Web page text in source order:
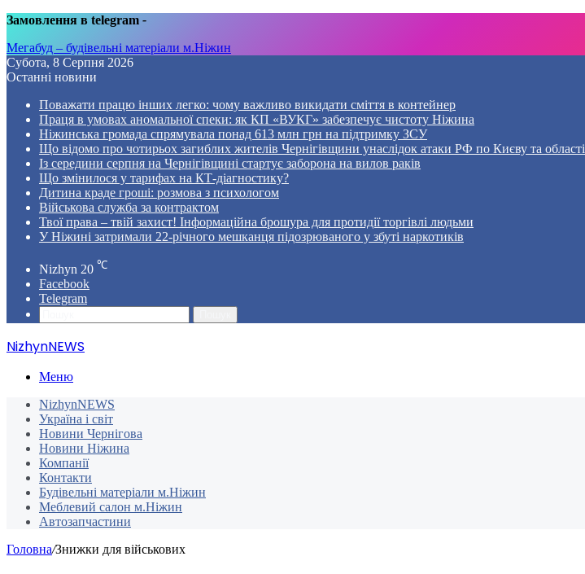
Замовлення в telegram -
Мегабуд – будівельні матеріали м.Ніжин
Субота, 8 Серпня 2026
Останні новини
Поважати працю інших легко: чому важливо викидати сміття в контейнер
Праця в умовах аномальної спеки: як КП «ВУКГ» забезпечує чистоту Ніжина
Ніжинська громада спрямувала понад 613 млн грн на підтримку ЗСУ
Що відомо про чотирьох загиблих жителів Чернігівщини унаслідок атаки РФ по Києву та області
Із середини серпня на Чернігівщині стартує заборона на вилов раків
Що змінилося у тарифах на КТ-діагностику?
Дитина краде гроші: розмова з психологом
Військова служба за контрактом
Твої права – твій захист! Інформаційна брошура для протидії торгівлі людьми
У Ніжині затримали 22-річного мешканця підозрюваного у збуті наркотиків
Nizhyn 20 ℃
Facebook
Telegram
NizhynNEWS
Меню
NizhynNEWS
Україна і світ
Новини Чернігова
Новини Ніжина
Компанії
Контакти
Будівельні матеріали м.Ніжин
Меблевий салон м.Ніжин
Автозапчастини
Головна/Знижки для військових